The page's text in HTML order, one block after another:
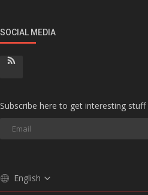
SOCIAL MEDIA
Subscribe here to get interesting stuff
English